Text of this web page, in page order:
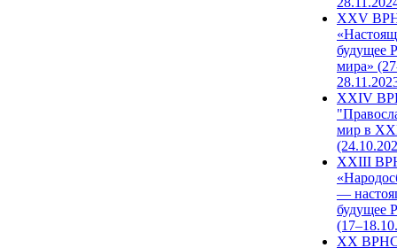
XXV
будущее
мира»
XXIV
мир в
XXIII
—
будущее
XX ВРНС